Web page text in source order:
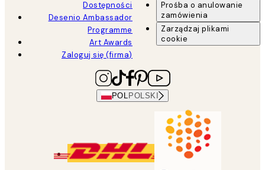
Dostępności
Desenio Ambassador
Programme
Art Awards
Zaloguj się (firma)
Prośba o anulowanie
zamówienia
Zarządzaj plikami
cookie
POL POLSKI